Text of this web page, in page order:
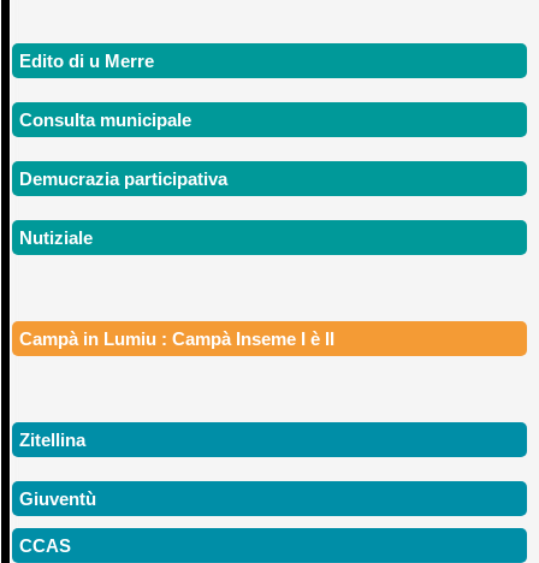
Edito di u Merre
Consulta municipale
Demucrazia participativa
Nutiziale
Campà in Lumiu : Campà Inseme I è II
Zitellina
Giuventù
CCAS